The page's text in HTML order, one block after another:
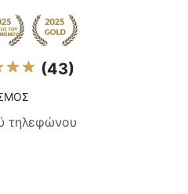
(43)
τηλεφώνου